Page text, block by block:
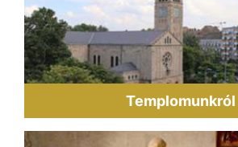
Templomunkról